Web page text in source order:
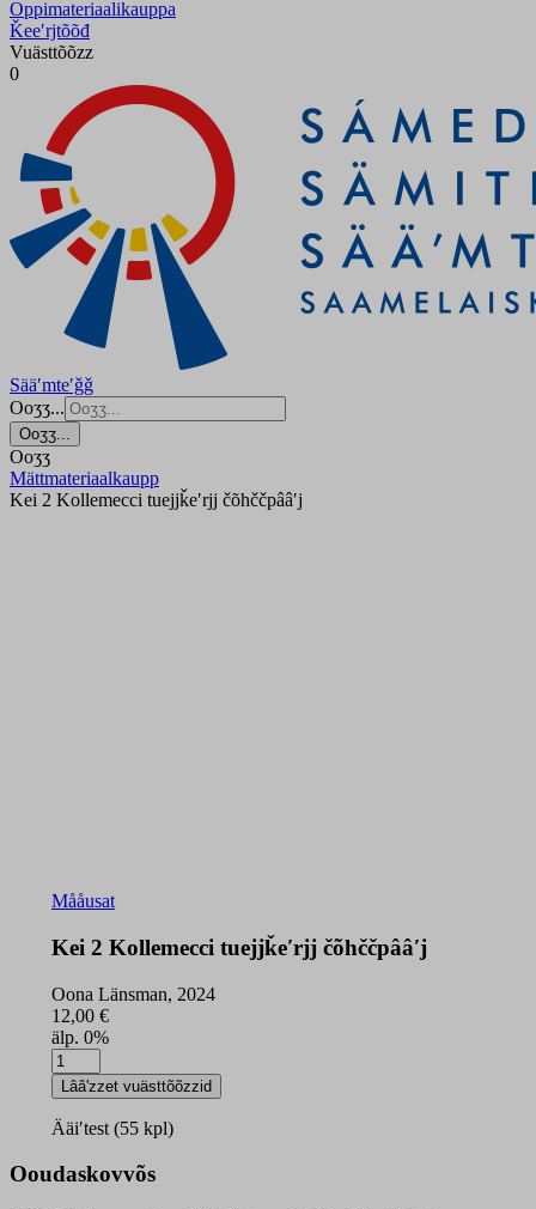
Oppimateriaalikauppa
Ǩeeʹrjtõõđ
Vuästtõõzz
0
Sääʹmteʹǧǧ
Ooʒʒ...
Ooʒʒ...
Ooʒʒ
Mättmateriaalkaupp
Kei 2 Kollemecci tuejjǩeʹrjj čõhččpââʹj
Mååusat
Kei 2 Kollemecci tuejjǩeʹrjj čõhččpââʹj
Oona Länsman, 2024
12,00 €
älp. 0%
Kei
2
Kollemecci
tuejjǩeʹrjj
čõhččpââʹj
quantity
Lââʹzzet vuästtõõzzid
Ääiʹtest (55 kpl)
Ooudaskovvõs